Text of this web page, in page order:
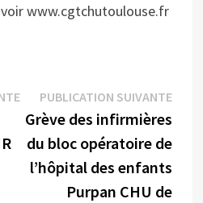
www.cgtchutoulouse.fr
Publication
précédente :
PUBLICATION SUIVANTE
Grève des infirmières
du bloc opératoire de
l’hôpital des enfants
Purpan CHU de